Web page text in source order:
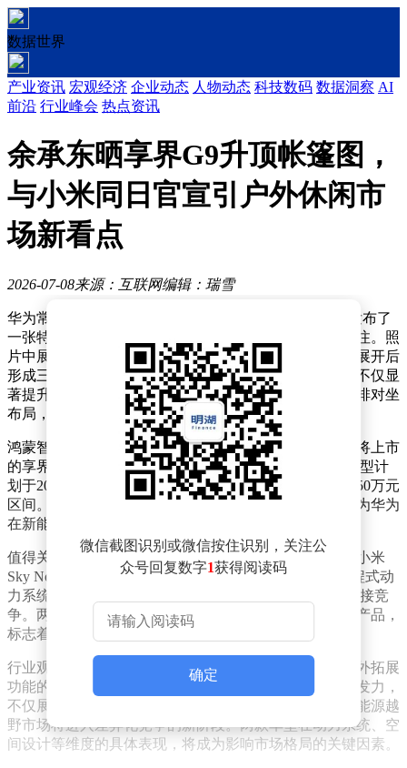
数据世界
产业资讯 宏观经济 企业动态 人物动态 科技数码 数据洞察 AI
前沿 行业峰会 热点资讯
余承东晒享界G9升顶帐篷图，
与小米同日官宣引户外休闲市
场新看点
2026-07-08来源：互联网编辑：瑞雪
华为常务董事、终端BG董事长余承东近日在社交平台发布了
一张特殊车辆的照片，引发市场对新能源户外车型的关注。照
片中展示的车辆顶部配备可折叠升降结构，顶篷与天窗展开后
形成三角形空间，与车身设计浑然一体。这种创新设计不仅显
著提升了车内垂直空间，还通过座椅旋转功能实现前后排对坐
布局，将车辆瞬间转化为移动露营舱。
鸿蒙智行官方随后转发该动态，确认照片中的车型为即将上市
的享界G9。据公开信息显示，这款定位高端的新能源车型计
划于2026年第三季度正式投放市场，预计起售价将落在50万元
区间。其独特的升顶帐篷设计结合户外场景应用，被视为华为
在新能源越野领域的重要布局。
值得关注的是，就在同日小米汽车也宣布推出全新系列小米
Sky Nomad（中文名"小米澎程"）。该车型同样采用增程式动
力系统，并配备可升降顶篷设计，与华为享界G9形成直接竞
争。两大科技巨头在相近时间节点推出功能定位相似的产品，
标志着新能源户外休闲市场即将迎来激烈角逐。
行业观察人士指出，随着露营经济的持续升温，具备户外拓展
功能的车型正成为新的市场增长点。华为与小米的同步发力，
不仅展现了科技企业跨界造车的创新实力，更预示着新能源越
野市场将进入差异化竞争的新阶段。两款车型在动力系统、空
间设计等维度的具体表现，将成为影响市场格局的关键因素。
微信截图识别或微信按住识别，关注公
众号回复数字1获得阅读码
确定